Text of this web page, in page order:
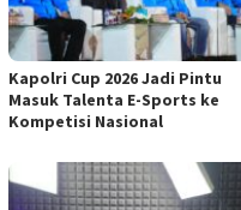
Kapolri Cup 2026 Jadi Pintu
Masuk Talenta E-Sports ke
Kompetisi Nasional